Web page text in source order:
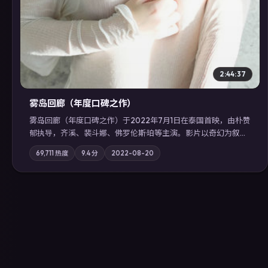
2:44:37
雾岛回廊（年度口碑之作）
雾岛回廊（年度口碑之作）于2022年7月1日在泰国首映，由朴赞
郁执导，齐溪、裴斗娜、佛罗伦斯·珀等主演。影片以奇幻为叙事
主轴，边境小镇的平静被一封匿名信彻底打破；摄影与配乐强化
地域气质；站内亦可通过「国产免费观看高清电视剧在线看」延
展检索同类型高分佳作，畅享高清在线追剧体验。
69,711 热度 9.4分 2022-08-20